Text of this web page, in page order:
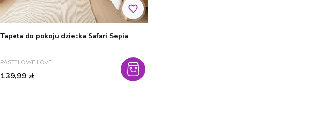
Tapeta do pokoju dziecka Safari Sepia
PRODUCENT
PASTELOWE LOVE
Cena
139,99 zł